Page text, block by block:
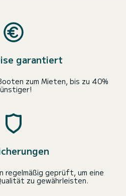
garantiert
zum Mieten, bis zu 40%
regelmäßig geprüft, um eine
zu gewährleisten.